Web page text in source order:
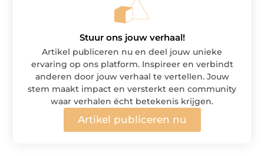
Stuur ons jouw verhaal!
Artikel publiceren nu en deel jouw unieke
ervaring op ons platform. Inspireer en verbindt
anderen door jouw verhaal te vertellen. Jouw
stem maakt impact en versterkt een community
waar verhalen écht betekenis krijgen.
Artikel publiceren nu